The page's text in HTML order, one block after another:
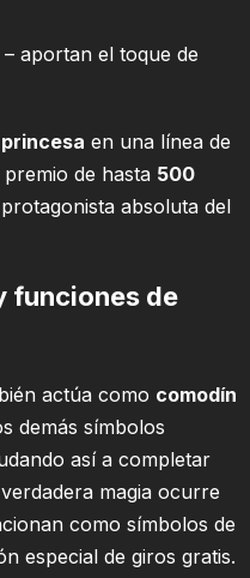
aportan el toque de
en una línea de
de hasta 500
absoluta del
funciones de
actúa como comodín
demás símbolos
así a completar
magia ocurre
como símbolos de
especial de giros gratis.